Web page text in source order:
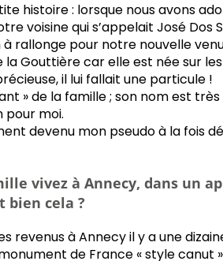
histoire : lorsque nous avons
voisine qui s’appelait José Dos
rallonge pour notre nouvelle
la Gouttière car elle est née sur
il lui fallait une particule !
» de la famille ; son nom est
pour moi.
devenu mon pseudo à la fois
vivez à Annecy, dans un
bien cela ?
revenus à Annecy il y a une
de France « style canut »